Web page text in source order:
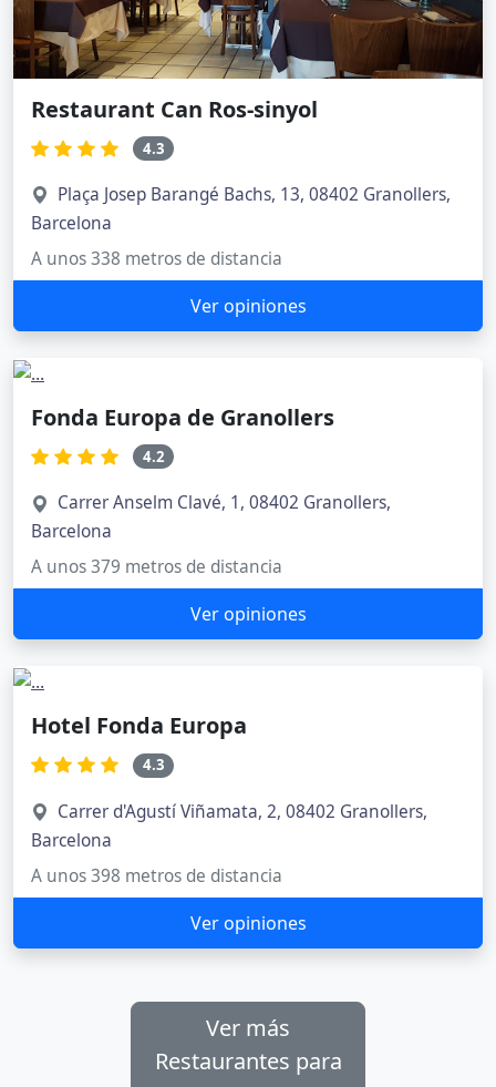
Restaurant Can Ros-sinyol
4.3
Plaça Josep Barangé Bachs, 13, 08402 Granollers,
Barcelona
A unos 338 metros de distancia
Ver opiniones
Fonda Europa de Granollers
4.2
Carrer Anselm Clavé, 1, 08402 Granollers,
Barcelona
A unos 379 metros de distancia
Ver opiniones
Hotel Fonda Europa
4.3
Carrer d'Agustí Viñamata, 2, 08402 Granollers,
Barcelona
A unos 398 metros de distancia
Ver opiniones
Ver más
Restaurantes para